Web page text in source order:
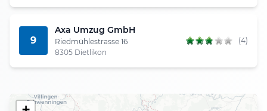
9
Axa Umzug GmbH
Riedmühlestrasse 16
8305 Dietlikon
(4)